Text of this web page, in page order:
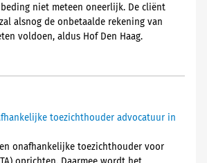
niet meteen oneerlijk. De cliënt
alsnog de onbetaalde rekening van
voldoen, aldus Hof Den Haag.
toezichthouder advocatuur in
onafhankelijke toezichthouder voor